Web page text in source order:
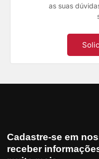
as suas
Cadastre-se em
receber